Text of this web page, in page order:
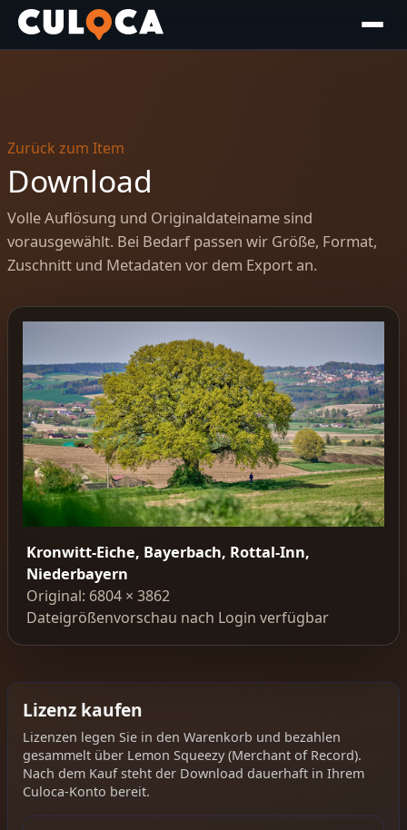
Zurück zum Item
Download
Volle Auflösung und Originaldateiname sind
vorausgewählt. Bei Bedarf passen wir Größe, Format,
Zuschnitt und Metadaten vor dem Export an.
Kronwitt-Eiche, Bayerbach, Rottal-Inn,
Niederbayern
Original: 6804 × 3862
Dateigrößenvorschau nach Login verfügbar
Lizenz kaufen
Lizenzen legen Sie in den Warenkorb und bezahlen
gesammelt über Lemon Squeezy (Merchant of Record).
Nach dem Kauf steht der Download dauerhaft in Ihrem
Culoca-Konto bereit.